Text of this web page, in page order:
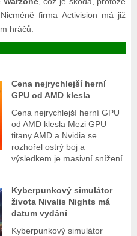
firma Activision má již
hráčů.
Cena nejrychlejší herní
GPU od AMD klesla
Cena nejrychlejší herní GPU
od AMD klesla Mezi GPU
titany AMD a Nvidia se
rozhořel ostrý boj a
výsledkem je masivní snížení
Kyberpunkový simulátor
života Nivalis Nights má
datum vydání
Kyberpunkový simulátor